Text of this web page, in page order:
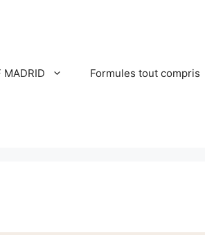
MADRID Formules tout compris